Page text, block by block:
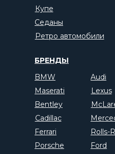
БРЕНДЫ
Купе
BMW Audi
Bentley
Cadillac
Porsche
Rolls-
Lexus
Ferrari
Maserati
Седаны
Ford
Ретро автомобили